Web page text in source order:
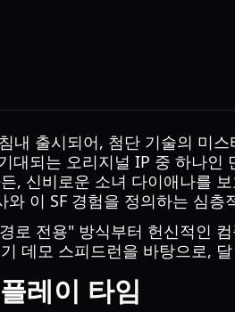
내 출시되어, 첨단 기술의 미
대되는 오리지널 IP 중 하나
, 신비로운 소녀 다이애나를
와 이 SF 경험을 정의하는 심
로 전용" 방식부터 헌신적인
데모 스피드런을 바탕으로,
레이 타임